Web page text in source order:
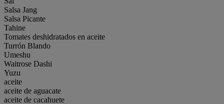
Salsa Jang
Salsa Picante
Tahine
Tomates deshidratados en aceite
Turrón Blando
Umeshu
Waitrose Dashi
Yuzu
aceite
aceite de aguacate
aceite de cacahuete